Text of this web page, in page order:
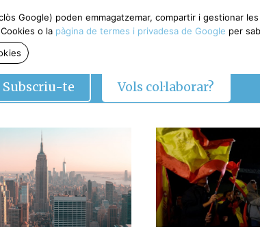
Subscriu-te Vols col·laborar?
Google) poden emmagatzemar, compartir i gestionar
o la pàgina de termes i privadesa de Google per